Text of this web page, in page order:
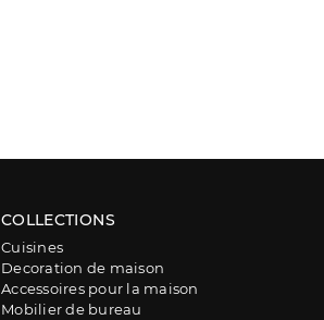
COLLECTIONS
Cuisines
Decoration de maison
Accessoires pour la maison
Mobilier de bureau